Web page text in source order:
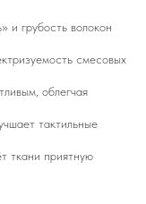
и грубость волокон
смесовых
облегчая
тактильные
ткани приятную